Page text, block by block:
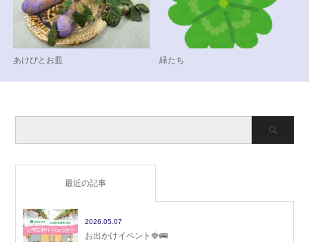
あけびとお皿 緑たち
最近の記事
2026.05.07
お出かけイベント🍓🚌